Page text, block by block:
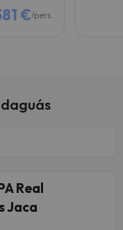
€/pers.
Real
Jaca